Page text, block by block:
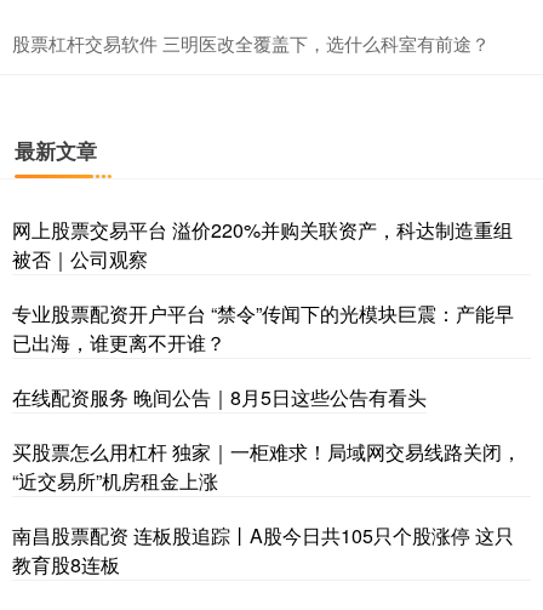
股票杠杆交易软件 三明医改全覆盖下，选什么科室有前途？
最新文章
网上股票交易平台 溢价220%并购关联资产，科达制造重组
被否｜公司观察
专业股票配资开户平台 “禁令”传闻下的光模块巨震：产能早
已出海，谁更离不开谁？
在线配资服务 晚间公告｜8月5日这些公告有看头
买股票怎么用杠杆 独家｜一柜难求！局域网交易线路关闭，
“近交易所”机房租金上涨
南昌股票配资 连板股追踪丨A股今日共105只个股涨停 这只
教育股8连板